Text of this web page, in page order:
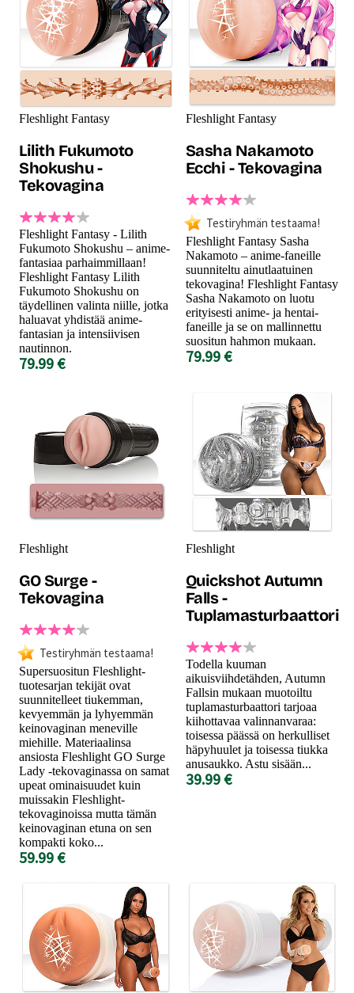
Fleshlight Fantasy
Lilith Fukumoto
Shokushu -
Tekovagina
Fleshlight Fantasy - Lilith
Fukumoto Shokushu – anime-
fantasiaa parhaimmillaan!
Fleshlight Fantasy Lilith
Fukumoto Shokushu on
täydellinen valinta niille, jotka
haluavat yhdistää anime-
fantasian ja intensiivisen
nautinnon.
79.99 €
Fleshlight Fantasy
Sasha Nakamoto
Ecchi - Tekovagina
Testiryhmän testaama!
Fleshlight Fantasy Sasha
Nakamoto – anime-faneille
suunniteltu ainutlaatuinen
tekovagina! Fleshlight Fantasy
Sasha Nakamoto on luotu
erityisesti anime- ja hentai-
faneille ja se on mallinnettu
suositun hahmon mukaan.
79.99 €
Fleshlight
GO Surge -
Tekovagina
Testiryhmän testaama!
Supersuositun Fleshlight-
tuotesarjan tekijät ovat
suunnitelleet tiukemman,
kevyemmän ja lyhyemmän
keinovaginan meneville
miehille. Materiaalinsa
ansiosta Fleshlight GO Surge
Lady -tekovaginassa on samat
upeat ominaisuudet kuin
muissakin Fleshlight-
tekovaginoissa mutta tämän
keinovaginan etuna on sen
kompakti koko...
59.99 €
Fleshlight
Quickshot Autumn
Falls -
Tuplamasturbaattori
Todella kuuman
aikuisviihdetähden, Autumn
Fallsin mukaan muotoiltu
tuplamasturbaattori tarjoaa
kiihottavaa valinnanvaraa:
toisessa päässä on herkulliset
häpyhuulet ja toisessa tiukka
anusaukko. Astu sisään...
39.99 €